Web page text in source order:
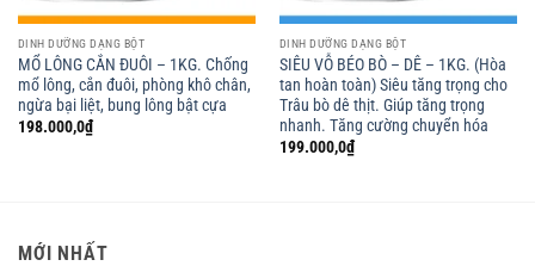
DINH DƯỠNG DẠNG BỘT
MỔ LÔNG CẮN ĐUÔI – 1KG. Chống
mổ lông, cắn đuôi, phòng khô chân,
ngừa bại liệt, bung lông bật cựa
198.000,0₫
DINH DƯỠNG DẠNG BỘT
SIÊU VỖ BÉO BÒ – DÊ – 1KG. (Hòa
tan hoàn toàn) Siêu tăng trọng cho
Trâu bò dê thịt. Giúp tăng trọng
nhanh. Tăng cường chuyển hóa
199.000,0₫
MỚI NHẤT